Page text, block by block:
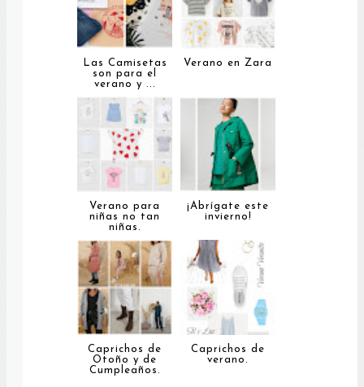
Las Camisetas
son para el
verano y ...
Verano en Zara
Verano para
niñas no tan
niñas.
¡Abrígate este
invierno!
Caprichos de
Otoño y de
Cumpleaños.
Caprichos de
verano.